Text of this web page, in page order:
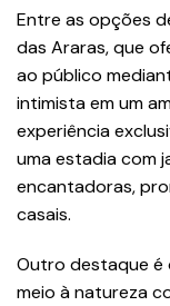
Entre as opções
das Araras, que
ao público
intimista em um
experiência
uma estadia com
encantadoras,
casais.
Outro destaque é
meio à natureza